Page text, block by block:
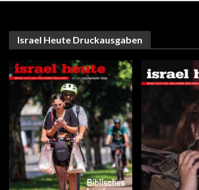
Israel Heute Druckausgaben